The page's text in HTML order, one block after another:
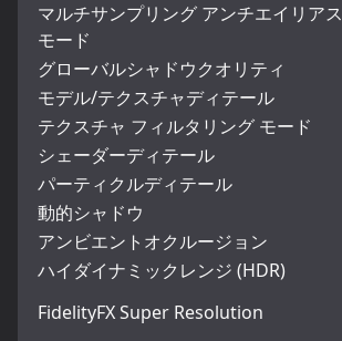
マルチサンプリング アンチエイリアス
モード
グローバルシャドウクオリティ
モデル/テクスチャディテール
テクスチャ フィルタリング モード
シェーダーディテール
パーティクルディテール
動的シャドウ
アンビエントオクルージョン
ハイダイナミックレンジ (HDR)
FidelityFX Super Resolution